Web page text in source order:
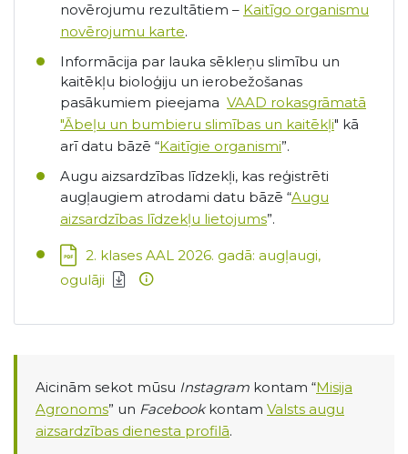
novērojumu rezultātiem – Kaitīgo organismu
novērojumu karte.
Informācija par lauka sēkleņu slimību un
kaitēkļu bioloģiju un ierobežošanas
pasākumiem pieejama VAAD rokasgrāmatā
"Ābeļu un bumbieru slimības un kaitēkļi" kā
arī datu bāzē “Kaitīgie organismi”.
Augu aizsardzības līdzekļi, kas reģistrēti
augļaugiem atrodami datu bāzē “Augu
aizsardzības līdzekļu lietojums”.
Lejupielādēt:
2. klases AAL 2026. gadā: augļaugi,
ogulāji
Aicinām sekot mūsu Instagram kontam “Misija
Agronoms” un Facebookkontam Valsts augu
aizsardzības dienesta profilā.